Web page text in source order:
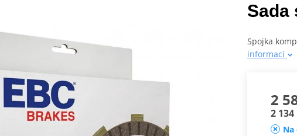
Sada
Spojka
informací
2
2 134